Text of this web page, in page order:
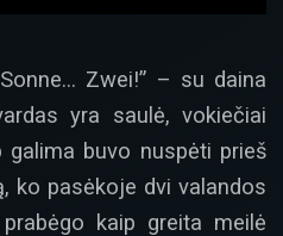
Zwei!” – su daina
yra saulė, vokiečiai
galima buvo nuspėti prieš
ko pasėkoje dvi valandos
kaip greita meilė